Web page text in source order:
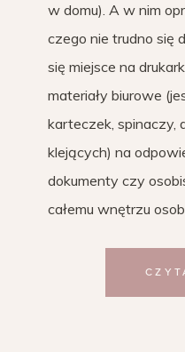
w domu). A w nim
czego nie trudno się
się miejsce na
materiały biurowe
karteczek, spinaczy,
klejących) na
dokumenty czy
całemu wnętrzu